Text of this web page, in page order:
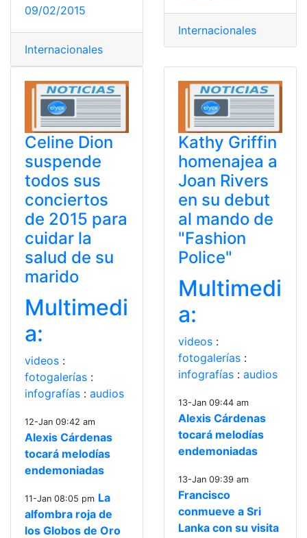
09/02/2015
Internacionales
Internacionales
Celine Dion
suspende
todos sus
conciertos
de 2015 para
cuidar la
salud de su
marido
Multimedi
a:
videos :
fotogalerías :
infografías : audios
12-Jan 09:42 am
Alexis Cárdenas
tocará melodías
endemoniadas
11-Jan 08:05 pm La
alfombra roja de
los Globos de Oro
Kathy Griffin
homenajea a
Joan Rivers
en su debut
al mando de
"Fashion
Police"
Multimedi
a:
videos :
fotogalerías :
infografías : audios
13-Jan 09:44 am
Alexis Cárdenas
tocará melodías
endemoniadas
13-Jan 09:39 am
Francisco
conmueve a Sri
Lanka con su visita